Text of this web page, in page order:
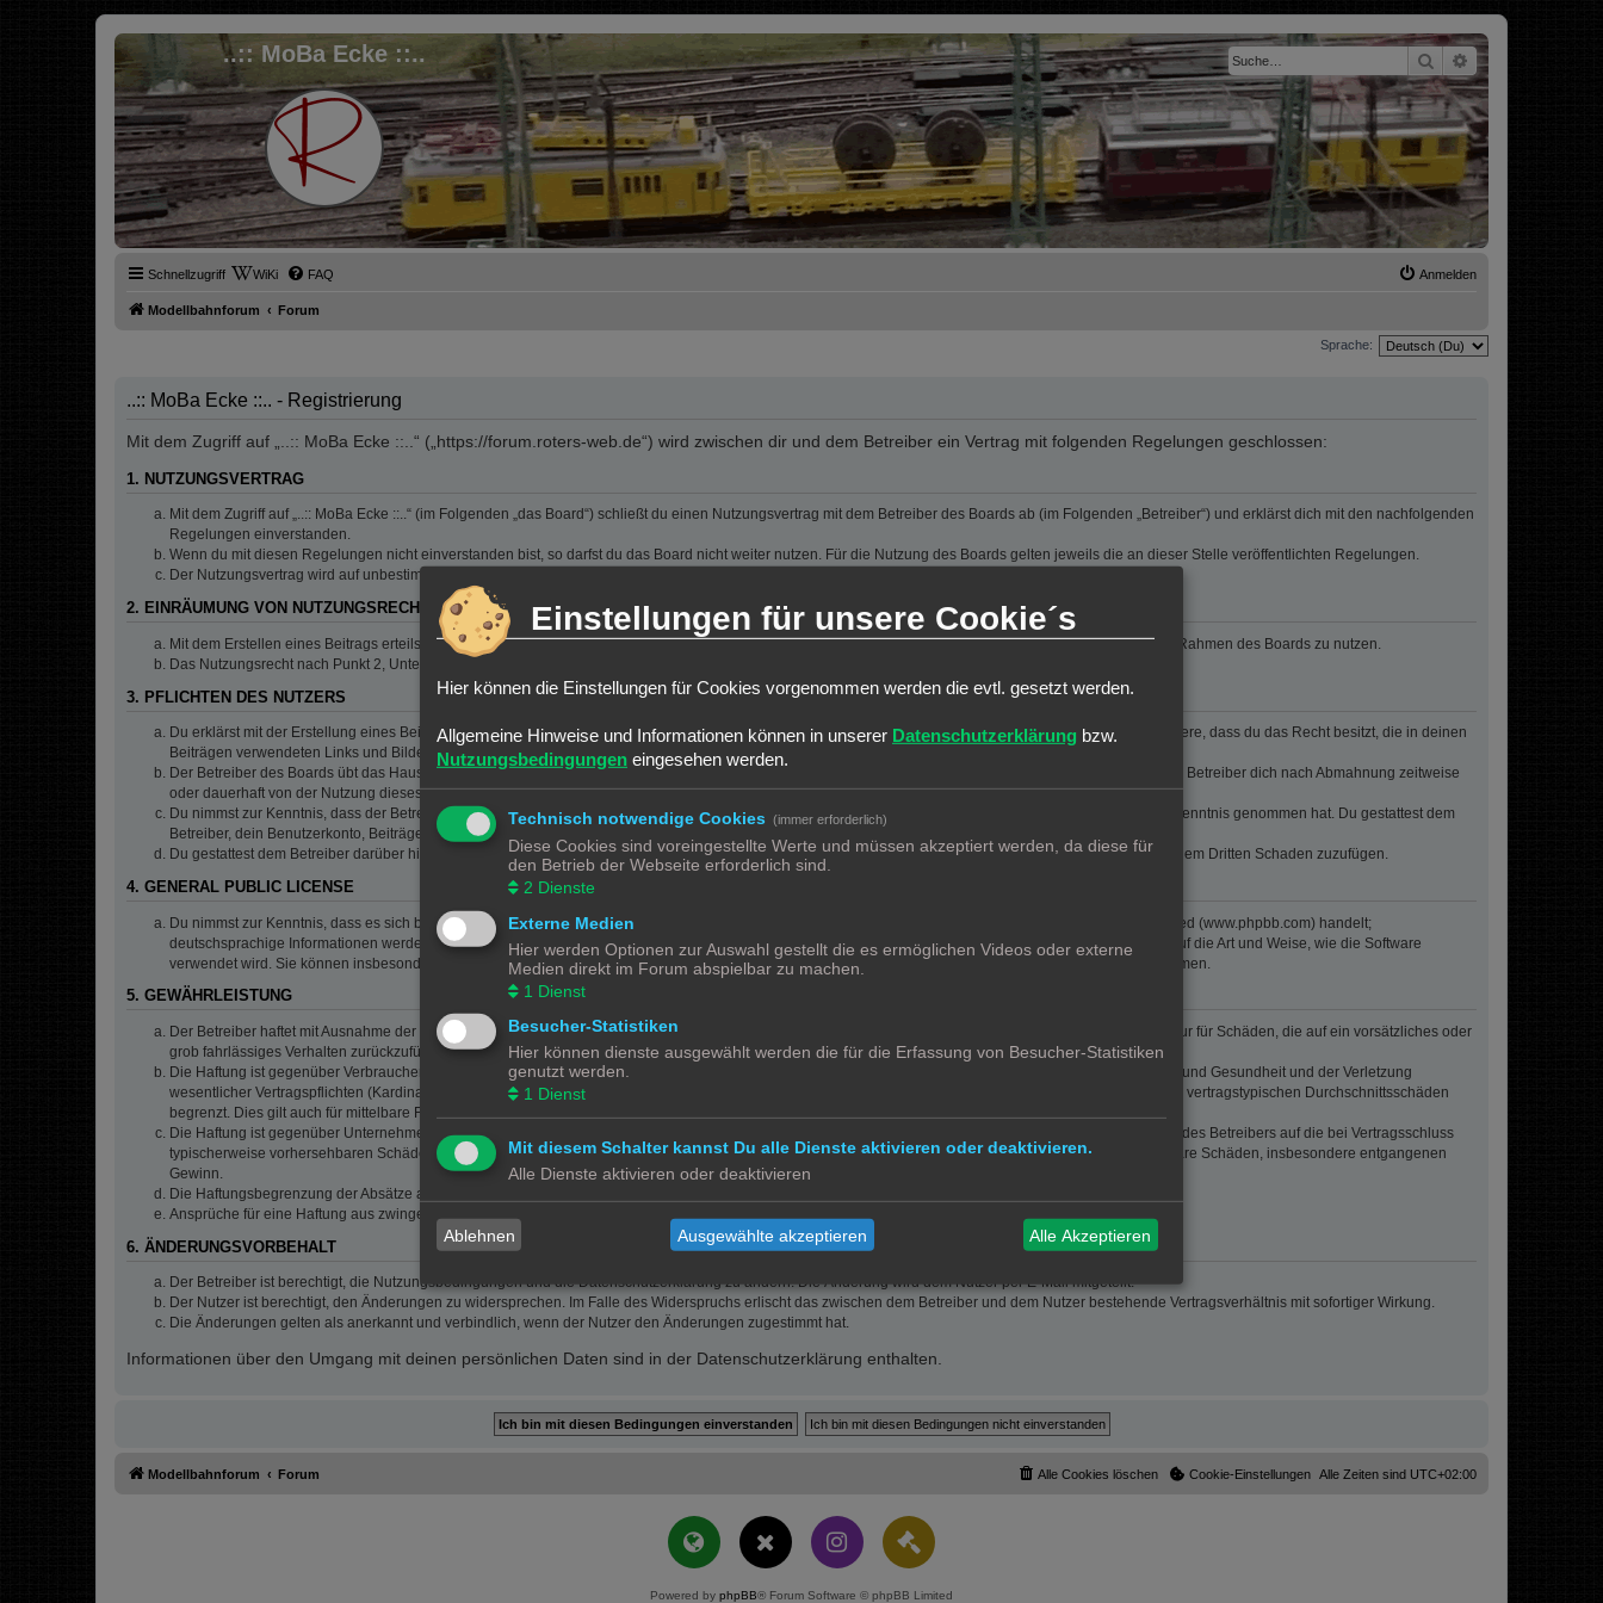
..:: MoBa Ecke ::.. SucheErweiterte Suche
Schnellzugriff WiKi FAQ Anmelden
Modellbahnforum Forum
Sprache:
..:: MoBa Ecke ::.. - Registrierung
Mit dem Zugriff auf „..:: MoBa Ecke ::..“ („https://forum.roters-web.de“) wird zwischen dir und dem Betreiber ein Vertrag mit folgenden Regelungen geschlossen:
1. NUTZUNGSVERTRAG
Mit dem Zugriff auf „..:: MoBa Ecke ::..“ (im Folgenden „das Board“) schließt du einen Nutzungsvertrag mit dem Betreiber des Boards ab (im Folgenden „Betreiber“) und erklärst dich mit den nachfolgenden
Regelungen einverstanden.
Wenn du mit diesen Regelungen nicht einverstanden bist, so darfst du das Board nicht weiter nutzen. Für die Nutzung des Boards gelten jeweils die an dieser Stelle veröffentlichten Regelungen.
Der Nutzungsvertrag wird auf unbestimmte Zeit geschlossen und kann von beiden Seiten ohne Einhaltung einer Frist jederzeit gekündigt werden.
2. EINRÄUMUNG VON NUTZUNGSRECHTEN
Mit dem Erstellen eines Beitrags erteilst du dem Betreiber ein einfaches, zeitlich und räumlich unbeschränktes und unentgeltliches Recht, deinen Beitrag im Rahmen des Boards zu nutzen.
Das Nutzungsrecht nach Punkt 2, Unterpunkt a bleibt auch nach Kündigung des Nutzungsvertrages bestehen.
3. PFLICHTEN DES NUTZERS
Du erklärst mit der Erstellung eines Beitrags, dass er keine Inhalte enthält, die gegen geltendes Recht oder die guten Sitten verstoßen. Du erklärst insbesondere, dass du das Recht besitzt, die in deinen
Beiträgen verwendeten Links und Bilder zu setzen bzw. zu verwenden.
Der Betreiber des Boards übt das Hausrecht aus. Bei Verstößen gegen diese Nutzungsbedingungen oder anderer im Board veröffentlichten Regeln kann der Betreiber dich nach Abmahnung zeitweise
oder dauerhaft von der Nutzung dieses Boards ausschließen und dir ein Hausverbot erteilen.
Du nimmst zur Kenntnis, dass der Betreiber keine Verantwortung für die Inhalte von Beiträgen übernimmt, die er nicht selbst erstellt hat oder die er nicht zur Kenntnis genommen hat. Du gestattest dem
Betreiber, dein Benutzerkonto, Beiträge und Funktionen jederzeit zu löschen oder zu sperren.
Du gestattest dem Betreiber darüber hinaus, deine Beiträge abzuändern, sofern sie gegen o. g. Regeln verstoßen oder geeignet sind, dem Betreiber oder einem Dritten Schaden zuzufügen.
4. GENERAL PUBLIC LICENSE
Du nimmst zur Kenntnis, dass es sich bei phpBB um eine unter der „GNU General Public License v2
“ (GPL) bereitgestellten Foren-Software von phpBB Limited (www.phpbb.com) handelt;
deutschsprachige Informationen werden durch die deutschsprachige Community unter www.phpbb.de zur Verfügung gestellt. Beide haben keinen Einfluss auf die Art und Weise, wie die Software
verwendet wird. Sie können insbesondere die Verwendung der Software für bestimmte Zwecke nicht untersagen oder auf Inhalte fremder Foren Einfluss nehmen.
5. GEWÄHRLEISTUNG
Der Betreiber haftet mit Ausnahme der Verletzung von Leben, Körper und Gesundheit und der Verletzung wesentlicher Vertragspflichten (Kardinalpflichten) nur für Schäden, die auf ein vorsätzliches oder
grob fahrlässiges Verhalten zurückzuführen sind. Dies gilt auch für mittelbare Folgeschäden wie insbesondere entgangenen Gewinn.
Die Haftung ist gegenüber Verbrauchern außer bei vorsätzlichem oder grob fahrlässigem Verhalten oder bei Schäden aus der Verletzung von Leben, Körper und Gesundheit und der Verletzung
wesentlicher Vertragspflichten (Kardinalpflichten) auf die bei Vertragsschluss typischerweise vorhersehbaren Schäden und im übrigen der Höhe nach auf die vertragstypischen Durchschnittsschäden
begrenzt. Dies gilt auch für mittelbare Folgeschäden wie insbesondere entgangenen Gewinn.
Die Haftung ist gegenüber Unternehmern außer bei der Verletzung von Leben, Körper und Gesundheit oder vorsätzlichem oder grob fahrlässigem Verhalten des Betreibers auf die bei Vertragsschluss
typischerweise vorhersehbaren Schäden und im Übrigen der Höhe nach auf die vertragstypischen Durchschnittsschäden begrenzt. Dies gilt auch für mittelbare Schäden, insbesondere entgangenen
Gewinn.
Die Haftungsbegrenzung der Absätze a bis c gilt sinngemäß auch zugunsten der Mitarbeiter und Erfüllungsgehilfen des Betreibers.
Ansprüche für eine Haftung aus zwingendem nationalem Recht bleiben unberührt.
6. ÄNDERUNGSVORBEHALT
Der Betreiber ist berechtigt, die Nutzungsbedingungen und die Datenschutzerklärung zu ändern. Die Änderung wird dem Nutzer per E-Mail mitgeteilt.
Der Nutzer ist berechtigt, den Änderungen zu widersprechen. Im Falle des Widerspruchs erlischt das zwischen dem Betreiber und dem Nutzer bestehende Vertragsverhältnis mit sofortiger Wirkung.
Die Änderungen gelten als anerkannt und verbindlich, wenn der Nutzer den Änderungen zugestimmt hat.
Informationen über den Umgang mit deinen persönlichen Daten sind in der Datenschutzerklärung enthalten.
Modellbahnforum Forum Alle Zeiten sind UTC+02:00
Cookie-Einstellungen
Alle Cookies löschen
Powered by phpBB® Forum Software © phpBB Limited
Einstellungen für unsere Cookie´s
Hier können die Einstellungen für Cookies vorgenommen werden die evtl. gesetzt werden.
Allgemeine Hinweise und Informationen können in unserer Datenschutzerklärung bzw.
Nutzungsbedingungen eingesehen werden.
Technisch notwendige Cookies (immer erforderlich)
Diese Cookies sind voreingestellte Werte und müssen akzeptiert werden, da diese für
den Betrieb der Webseite erforderlich sind.
2 Dienste
Externe Medien
Hier werden Optionen zur Auswahl gestellt die es ermöglichen Videos oder externe
Medien direkt im Forum abspielbar zu machen.
1 Dienst
Besucher-Statistiken
Hier können dienste ausgewählt werden die für die Erfassung von Besucher-Statistiken
genutzt werden.
1 Dienst
Mit diesem Schalter kannst Du alle Dienste aktivieren oder deaktivieren.
Alle Dienste aktivieren oder deaktivieren
Ablehnen Ausgewählte akzeptieren Alle Akzeptieren